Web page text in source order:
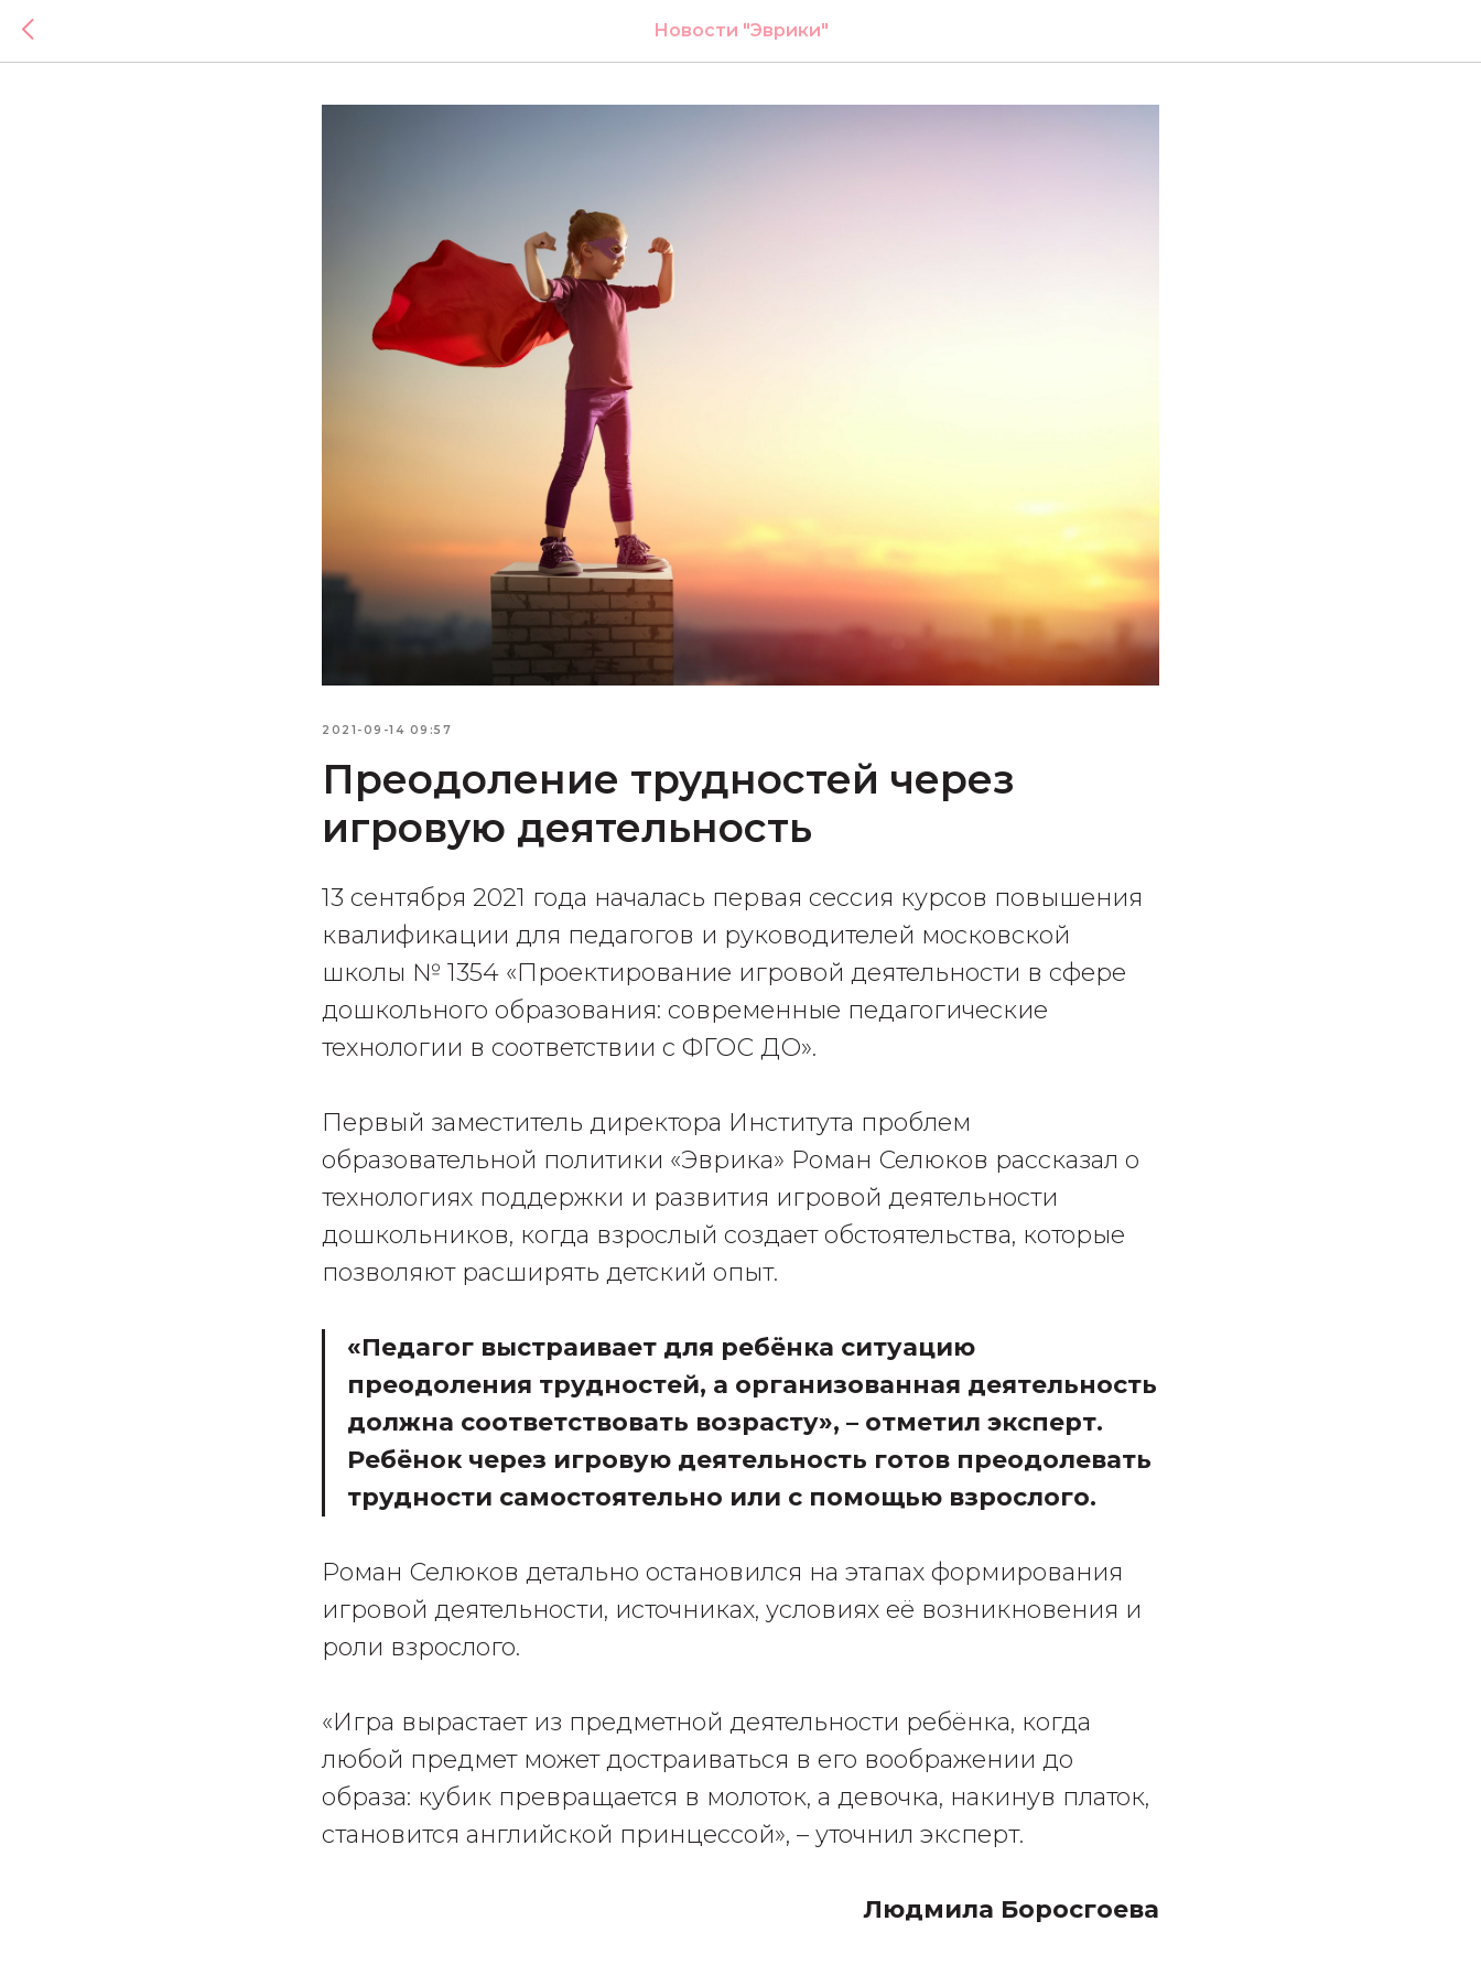
Новости "Эврики"
2021-09-14 09:57
Преодоление трудностей через
игровую деятельность
13 сентября 2021 года началась первая сессия курсов повышения
квалификации для педагогов и руководителей московской
школы № 1354 «Проектирование игровой деятельности в сфере
дошкольного образования: современные педагогические
технологии в соответствии с ФГОС ДО».
Первый заместитель директора Института проблем
образовательной политики «Эврика» Роман Селюков рассказал о
технологиях поддержки и развития игровой деятельности
дошкольников, когда взрослый создает обстоятельства, которые
позволяют расширять детский опыт.
«Педагог выстраивает для ребёнка ситуацию
преодоления трудностей, а организованная деятельность
должна соответствовать возрасту», – отметил эксперт.
Ребёнок через игровую деятельность готов преодолевать
трудности самостоятельно или с помощью взрослого.
Роман Селюков детально остановился на этапах формирования
игровой деятельности, источниках, условиях её возникновения и
роли взрослого.
«Игра вырастает из предметной деятельности ребёнка, когда
любой предмет может достраиваться в его воображении до
образа: кубик превращается в молоток, а девочка, накинув платок,
становится английской принцессой», – уточнил эксперт.
Людмила Боросгоева